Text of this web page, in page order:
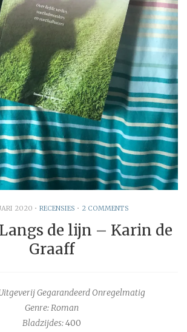
2020 • RECENSIES • 2 COMMENTS
de lijn – Karin de
Graaff
Gegarandeerd Onregelmatig
Genre: Roman
Bladzijdes:400